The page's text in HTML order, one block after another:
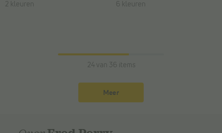
2 kleuren 6 kleuren
24 van 36 items
Meer